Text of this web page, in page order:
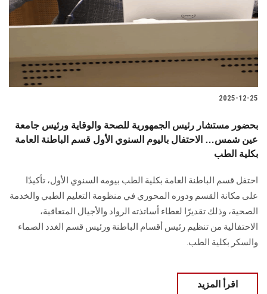
2025-12-25
بحضور مستشار رئيس الجمهورية للصحة والوقاية ورئيس جامعة
عين شمس… الاحتفال باليوم السنوي الأول قسم الباطنة العامة
بكلية الطب
احتفل قسم الباطنة العامة بكلية الطب بيومه السنوي الأول، تأكيدًا
على مكانة القسم ودوره المحوري في منظومة التعليم الطبي والخدمة
الصحية، وذلك تقديرًا لعطاء أساتذته الرواد والأجيال المتعاقبة،
الاحتفالية من تنظيم رئيس أقسام الباطنة ورئيس قسم الغدد الصماء
والسكر بكلية الطب.
اقرأ المزيد